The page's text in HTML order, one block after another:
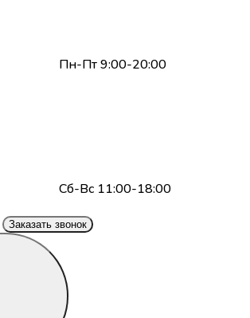
Пн-Пт 9:00-20:00
Сб-Вс 11:00-18:00
Заказать звонок